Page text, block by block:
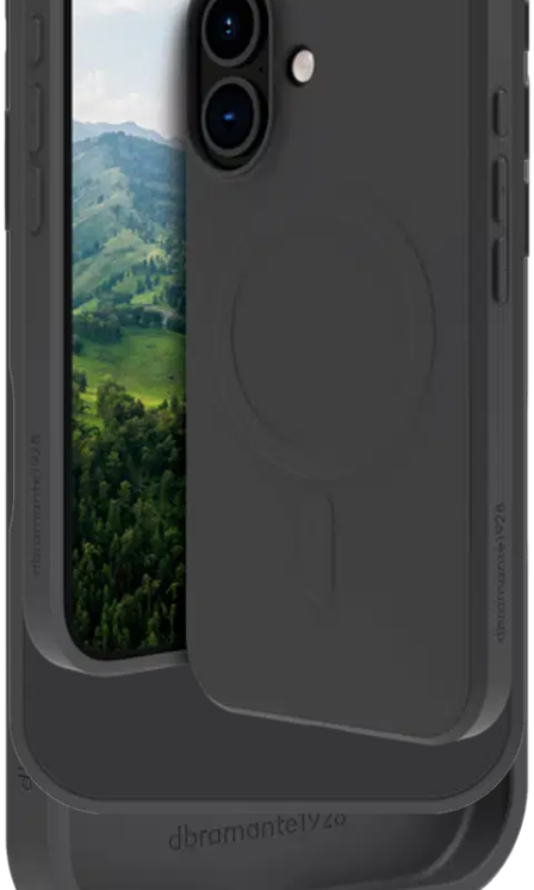
Nouto myymälästä
Siirry valitsemaan myymälä
Kotiin tai noutopisteeseen
Ilmainen toimitus yli 100 €:n tilauksille
Postin pakettiautomaattiin tai
palvelupisteeseen!
Etu ei koske Suuri‑lisäpalvelulla toimitettavia tuotteita.
Tarkista myymäläsaatavuus
Avainominaisuudet
Suojaa iskuilta ja naarmuilta
Tukee langatonta latausta
Yhteensopiva MagSafe-tarvikkeiden kanssa
Pudotussuojakorkeus 1,2 m
Valmistettu 100 % kierrätetyistä materiaaleista